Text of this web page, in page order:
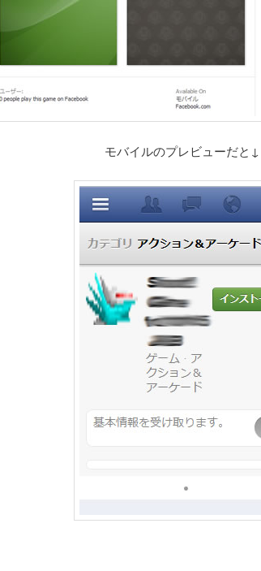
モバイルのプレビューだと